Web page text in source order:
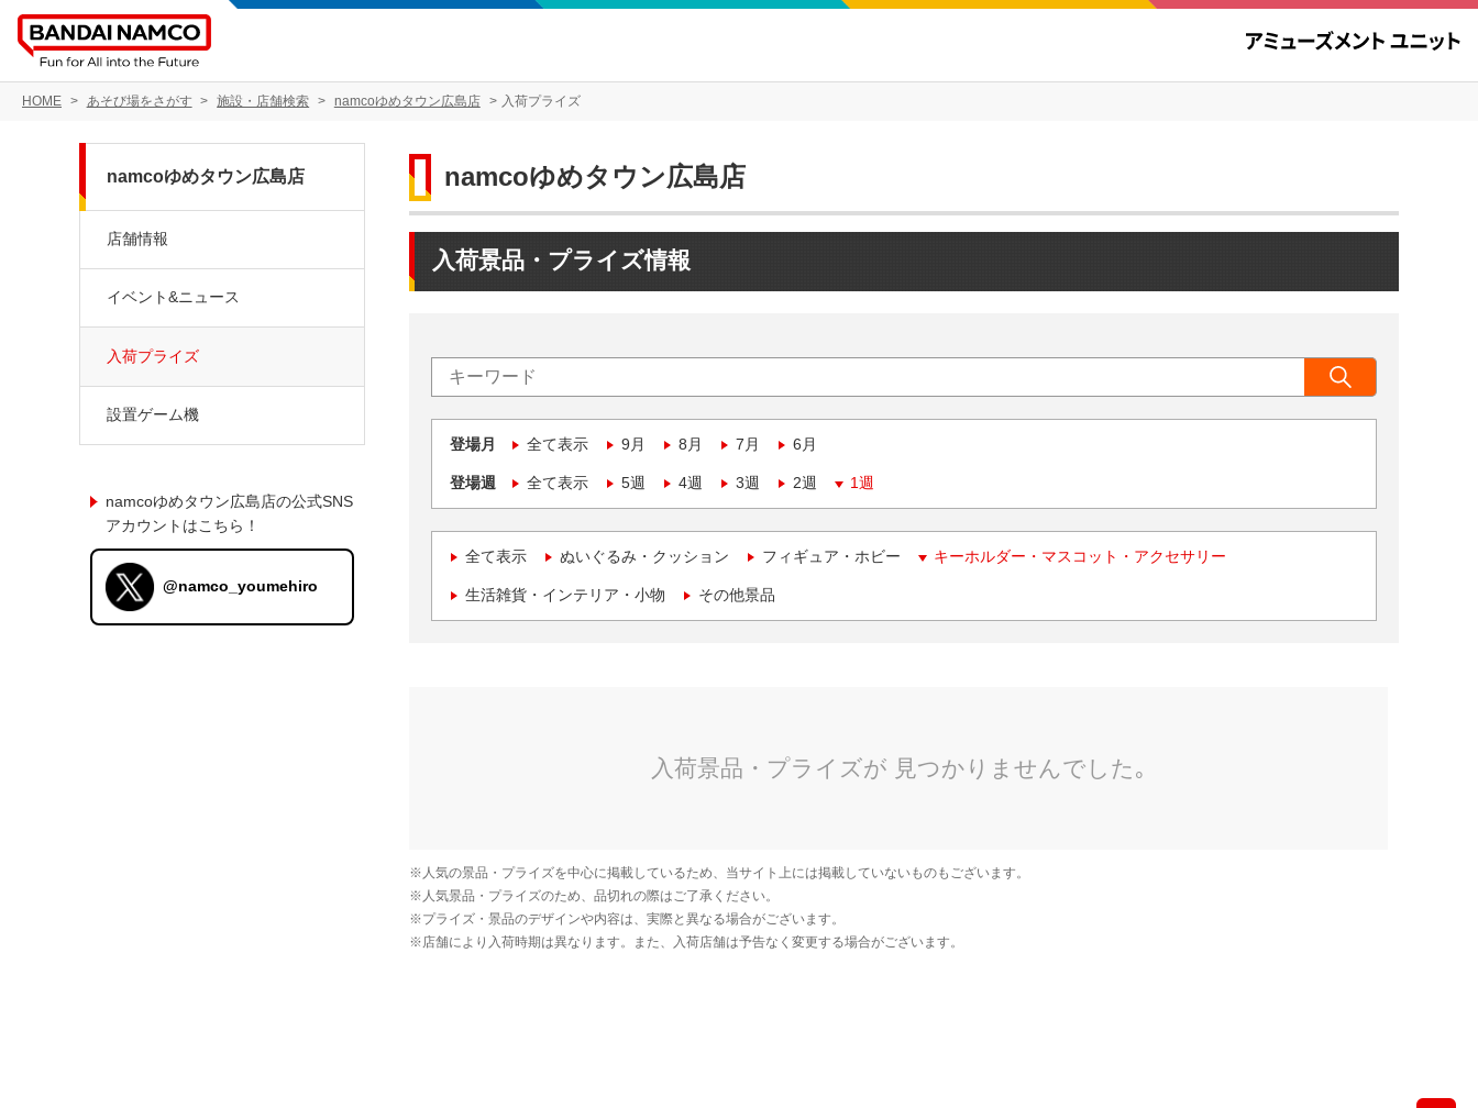
HOME あそび場をさがす 施設・店舗検索 namcoゆめタウン広島店 入荷プライズ
namcoゆめタウン広島店
入荷景品・プライズ情報
登場月 全て表示 9月 8月 7月 6月
登場週 全て表示 5週 4週 3週 2週 1週
全て表示 ぬいぐるみ・クッション フィギュア・ホビー キーホルダー・マスコット・アクセサリー
生活雑貨・インテリア・小物 その他景品
namcoゆめタウン広島店
店舗情報
イベント&ニュース
入荷プライズ
設置ゲーム機
namcoゆめタウン広島店の公式SNS
アカウントはこちら！
@namco_youmehiro